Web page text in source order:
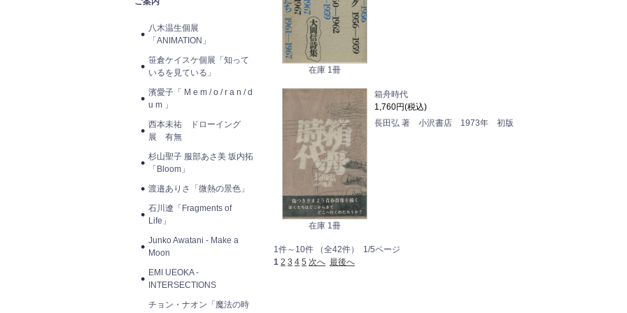
八木温生個展
「ANIMATION」
笹倉ケイスケ個展「知って
いるを見ている」
濱愛子「 M e m / o / r a n / d
u m 」
西本未祐 ドローイング
展 有無
杉山聖子 服部あさ美 坂内拓
「Bloom」
渡邉ありさ「微熱の景色」
石川遼「Fragments of
Life」
Junko Awatani - Make a
Moon
EMI UEOKA -
INTERSECTIONS
チョン・ナオン「魔法の時
在庫 1冊
在庫 1冊
箱舟時代
1,760円(税込)
長田弘 著 小沢書店 1973年 初版
1件～10件 （全42件） 1/5ページ
1 2 3 4 5 次へ 最後へ